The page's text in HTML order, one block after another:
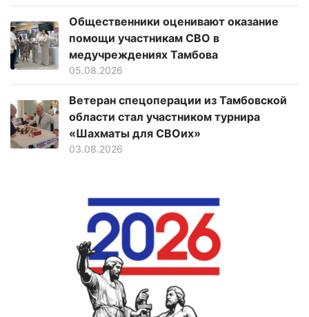
Общественники оценивают оказание
помощи участникам СВО в
медучреждениях Тамбова
05.08.2026
Ветеран спецоперации из Тамбовской
области стал участником турнира
«Шахматы для СВОих»
03.08.2026